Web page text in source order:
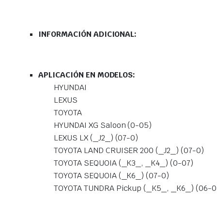
INFORMACIÓN ADICIONAL:
APLICACIÓN EN MODELOS:
HYUNDAI
LEXUS
TOYOTA
HYUNDAI XG Saloon (0-05)
LEXUS LX (_J2_) (07-0)
TOYOTA LAND CRUISER 200 (_J2_) (07-0)
TOYOTA SEQUOIA (_K3_, _K4_) (0-07)
TOYOTA SEQUOIA (_K6_) (07-0)
TOYOTA TUNDRA Pickup (_K5_, _K6_) (06-